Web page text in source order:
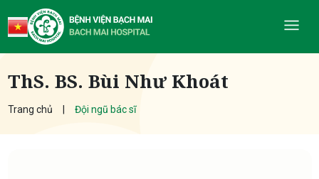
ThS. BS. Bùi Như Khoát
Trang chủ Đội ngũ bác sĩ